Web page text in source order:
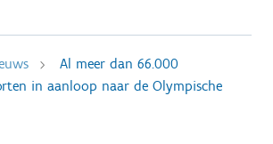
Al meer dan 66.000
in aanloop naar de Olympische